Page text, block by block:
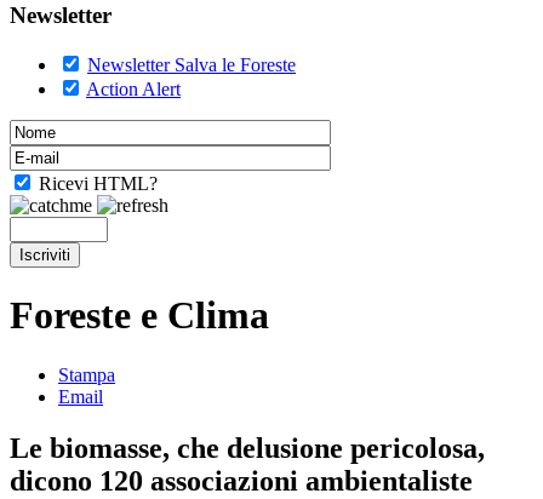
Newsletter
Newsletter Salva le Foreste
Action Alert
Ricevi HTML?
Foreste e Clima
Stampa
Email
Le biomasse, che delusione pericolosa,
dicono 120 associazioni ambientaliste